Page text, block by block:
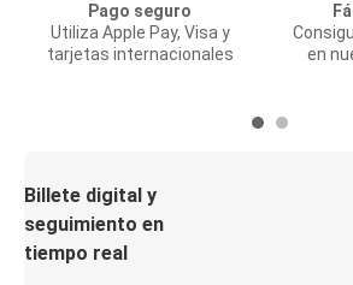
Pago seguro
Utiliza Apple Pay, Visa y
tarjetas internacionales
en
Billete digital y
seguimiento en
tiempo real